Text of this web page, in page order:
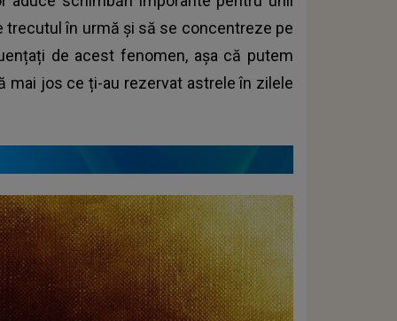
trecutul în urmă și să se concentreze pe
de acest fenomen, așa că putem
mai jos ce ți-au rezervat astrele în zilele